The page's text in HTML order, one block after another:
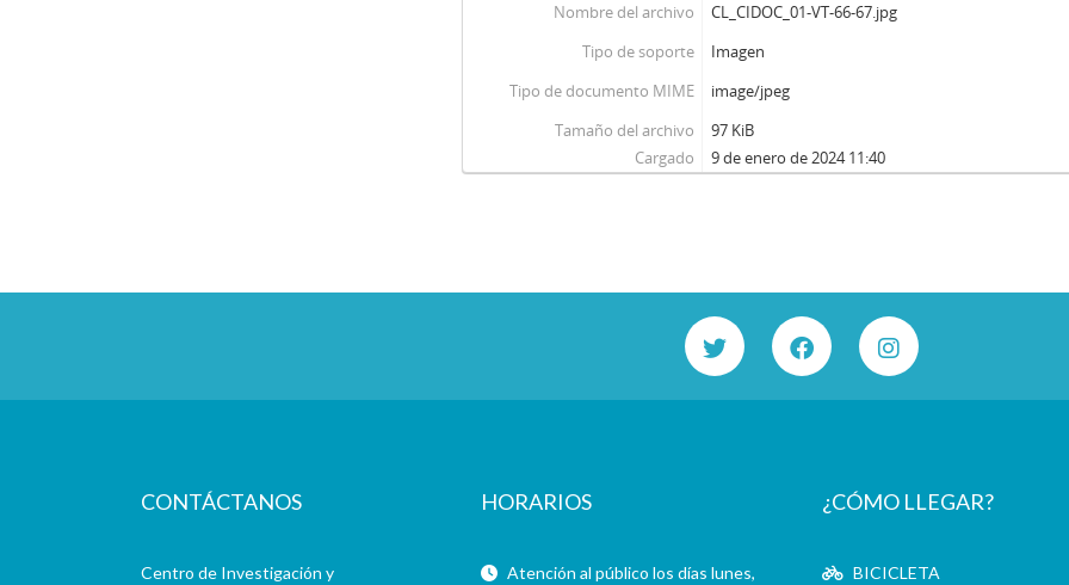
Nombre del archivo
CL_CIDOC_01-VT-66-67.jpg
Tipo de soporte
Imagen
Tipo de documento MIME
image/jpeg
Tamaño del archivo
97 KiB
Cargado
9 de enero de 2024 11:40
CONTÁCTANOS
Centro de Investigación y
HORARIOS
Atención al público los días lunes,
¿CÓMO LLEGAR?
BICICLETA